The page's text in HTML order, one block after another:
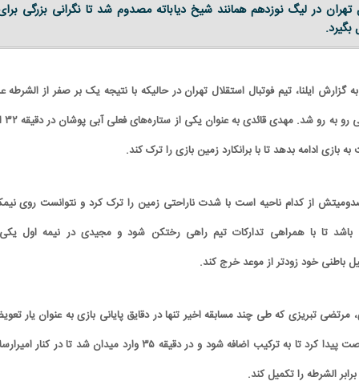
تهران در لیگ نوزدهم همانند شیخ دیاباته مصدوم شد تا نگرانی بزرگی
به گزارش ایلنا، تیم فوتبال استقلال تهران در حالیکه با نتیجه یک بر صفر از الشرطه
پیش
بازی ادامه بدهد تا با برانکارد زمین بازی را ترک کند.
از کدام ناحیه‌ است با شدت ناراحتی زمین را ترک کرد و نتوانست روی
تا با همراهی تدارکات تیم راهی رختکن شود و مجیدی در نیمه اول
باطنی خود زودتر از موعد خرج کند.
مرتضی تبریزی که طی چند مسابقه اخیر تنها در دقایق پایانی بازی به عنوان یار
به ترکیب ملحق می‌شد فرصت پیدا کرد تا به ترکیب اضافه شود و در دقیقه ۳۵ وارد میدان شد تا در کنار
الشرطه را تکمیل کند.